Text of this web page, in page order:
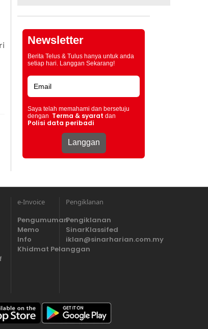
Newsletter
Berita Telus & Tulus hanya untuk anda
setiap hari. Langgan Sekarang!
Saya telah memahami dan bersetuju
dengan Terma & syarat dan
Polisi data peribadi
e-Invoice
Pengumuman
Memo
Info
Khidmat Pelanggan
Pengiklanan
Pengiklanan
SinarKlassifed
iklan@sinarharian.com.my